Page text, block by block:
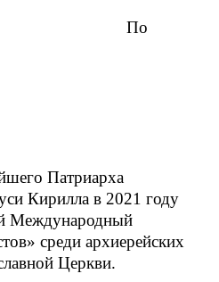
По
Патриарха
Кирилла в 2021 году
Международный
среди архиерейских
Церкви.